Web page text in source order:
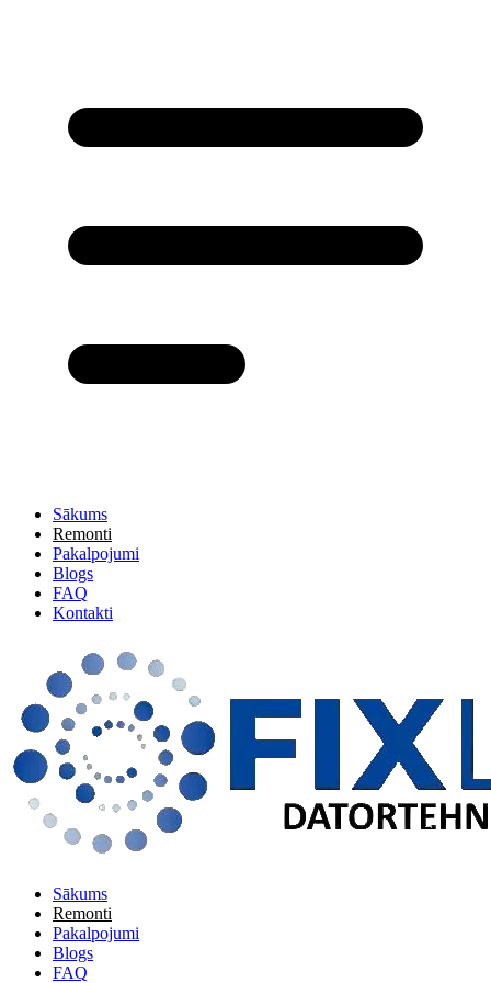
Sākums
Remonti
Pakalpojumi
Blogs
FAQ
Kontakti
Sākums
Remonti
Pakalpojumi
Blogs
FAQ